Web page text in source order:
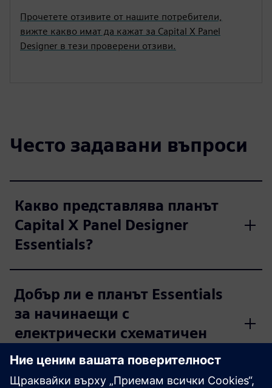
Прочетете отзивите от нашите потребители,
вижте какво имат да кажат за Capital X Panel
Designer в тези проверени отзиви.
Често задавани въпроси
Какво представлява планът
Capital X Panel Designer
Essentials?
Добър ли е планът Essentials
за начинаещи с
електрически схематичен
дизайн?